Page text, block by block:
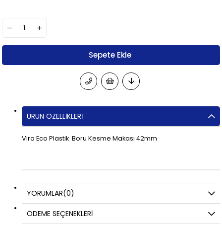
ÜRÜN ÖZELLIKLERI
Vira Eco Plastik Boru Kesme Makası 42mm
YORUMLAR(0)
ÖDEME SEÇENEKLERI